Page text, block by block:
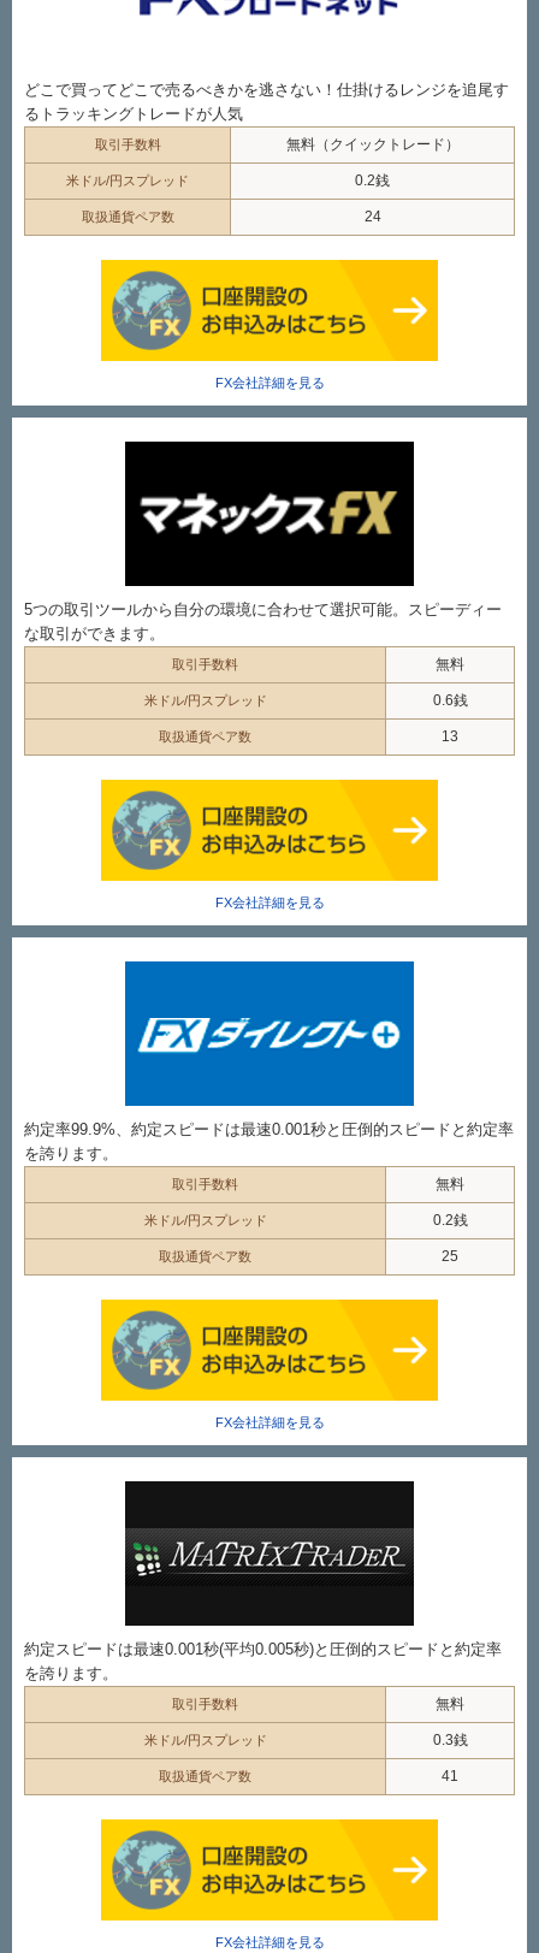
どこで買ってどこで売るべきかを逃さない！仕掛けるレンジを追尾す
るトラッキングトレードが人気
取引手数料 無料（クイックトレード）
米ドル/円スプレッド 0.2銭
取扱通貨ペア数 24
FX会社詳細を見る
5つの取引ツールから自分の環境に合わせて選択可能。スピーディー
な取引ができます。
取引手数料 無料
米ドル/円スプレッド 0.6銭
取扱通貨ペア数 13
FX会社詳細を見る
約定率99.9%、約定スピードは最速0.001秒と圧倒的スピードと約定率
を誇ります。
取引手数料 無料
米ドル/円スプレッド 0.2銭
取扱通貨ペア数 25
FX会社詳細を見る
約定スピードは最速0.001秒(平均0.005秒)と圧倒的スピードと約定率
を誇ります。
取引手数料 無料
米ドル/円スプレッド 0.3銭
取扱通貨ペア数 41
FX会社詳細を見る